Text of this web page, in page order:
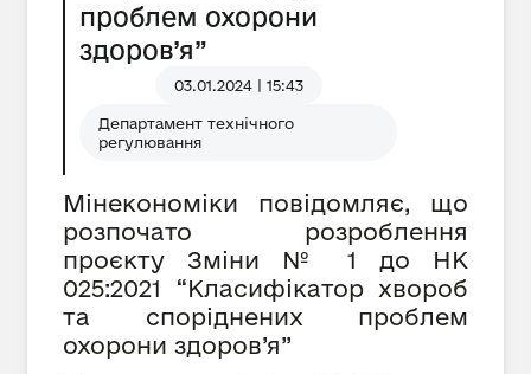
проблем охорони
здоров’я”
03.01.2024 | 15:43
Департамент технічного
регулювання
Мінекономіки повідомляє, що
розпочато розроблення
проєкту Зміни № 1 до НК
025:2021 “Класифікатор хвороб
та споріднених проблем
охорони здоров’я”